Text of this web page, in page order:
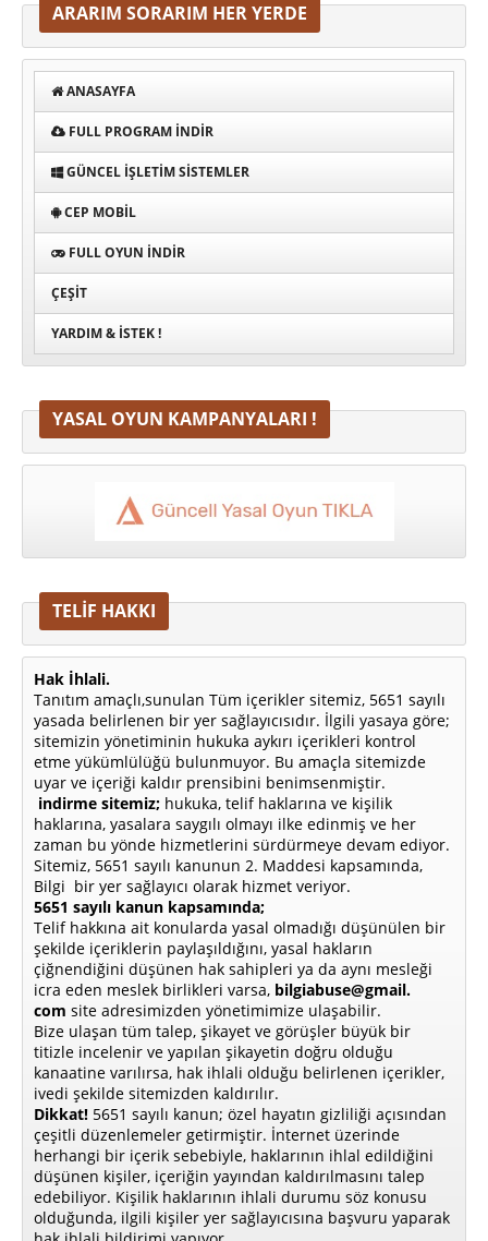
ARARIM SORARIM HER YERDE
ANASAYFA
FULL PROGRAM INDIR
GÜNCEL İŞLETIM SISTEMLER
CEP MOBIL
FULL OYUN İNDIR
ÇEŞIT
YARDIM & İSTEK !
YASAL OYUN KAMPANYALARI !
TELİF HAKKI
Hak İhlali.
Tanıtım amaçlı,sunulan Tüm içerikler sitemiz, 5651 sayılı
yasada belirlenen bir yer sağlayıcısıdır. İlgili yasaya göre;
sitemizin yönetiminin hukuka aykırı içerikleri kontrol
etme yükümlülüğü bulunmuyor. Bu amaçla sitemizde
uyar ve içeriği kaldır prensibini benimsenmiştir.
indirme sitemiz; hukuka, telif haklarına ve kişilik
haklarına, yasalara saygılı olmayı ilke edinmiş ve her
zaman bu yönde hizmetlerini sürdürmeye devam ediyor.
Sitemiz, 5651 sayılı kanunun 2. Maddesi kapsamında,
Bilgi bir yer sağlayıcı olarak hizmet veriyor.
5651 sayılı kanun kapsamında;
Telif hakkına ait konularda yasal olmadığı düşünülen bir
şekilde içeriklerin paylaşıldığını, yasal hakların
çiğnendiğini düşünen hak sahipleri ya da aynı mesleği
icra eden meslek birlikleri varsa, bilgiabuse@gmail.
com site adresimizden yönetimimize ulaşabilir.
Bize ulaşan tüm talep, şikayet ve görüşler büyük bir
titizle incelenir ve yapılan şikayetin doğru olduğu
kanaatine varılırsa, hak ihlali olduğu belirlenen içerikler,
ivedi şekilde sitemizden kaldırılır.
Dikkat! 5651 sayılı kanun; özel hayatın gizliliği açısından
çeşitli düzenlemeler getirmiştir. İnternet üzerinde
herhangi bir içerik sebebiyle, haklarının ihlal edildiğini
düşünen kişiler, içeriğin yayından kaldırılmasını talep
edebiliyor. Kişilik haklarının ihlali durumu söz konusu
olduğunda, ilgili kişiler yer sağlayıcısına başvuru yaparak